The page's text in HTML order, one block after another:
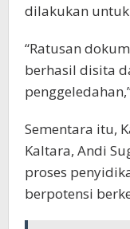
dilakukan
“Ratusan
berhasil disita
Sementara itu,
Kaltara, Andi
proses
berpotensi